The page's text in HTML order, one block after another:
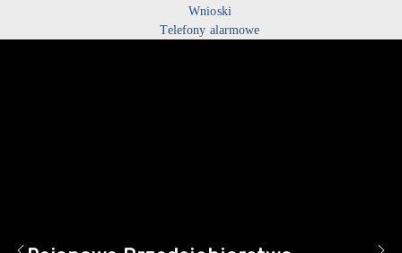
Wnioski
Telefony alarmowe